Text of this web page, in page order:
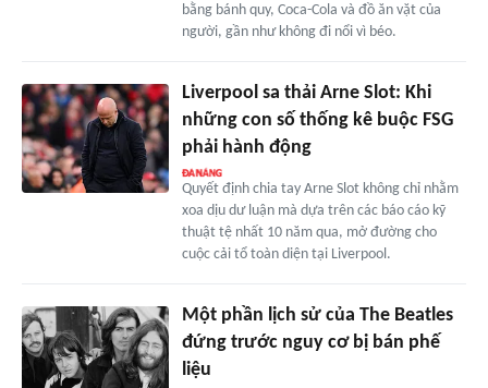
bằng bánh quy, Coca-Cola và đồ ăn vặt của
người, gần như không đi nổi vì béo.
Liverpool sa thải Arne Slot: Khi
những con số thống kê buộc FSG
phải hành động
Quyết định chia tay Arne Slot không chỉ nhằm
xoa dịu dư luận mà dựa trên các báo cáo kỹ
thuật tệ nhất 10 năm qua, mở đường cho
cuộc cải tổ toàn diện tại Liverpool.
Một phần lịch sử của The Beatles
đứng trước nguy cơ bị bán phế
liệu